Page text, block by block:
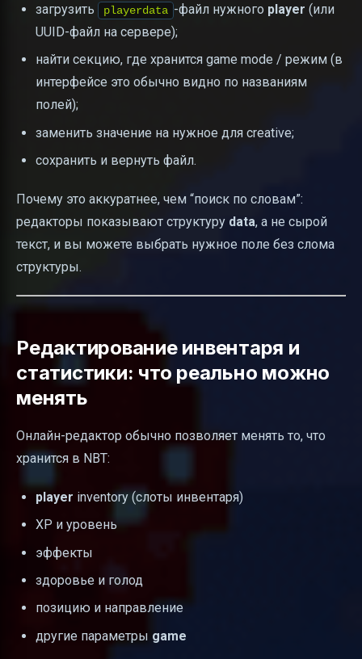
загрузить playerdata -файл нужного player (или
UUID-файл на сервере);
найти секцию, где хранится game mode / режим (в
интерфейсе это обычно видно по названиям
полей);
заменить значение на нужное для creative;
сохранить и вернуть файл.
Почему это аккуратнее, чем “поиск по словам”:
редакторы показывают структуру data, а не сырой
текст, и вы можете выбрать нужное поле без слома
структуры.
Редактирование инвентаря и
статистики: что реально можно
менять
Онлайн-редактор обычно позволяет менять то, что
хранится в NBT:
player inventory (слоты инвентаря)
XP и уровень
эффекты
здоровье и голод
позицию и направление
другие параметры game